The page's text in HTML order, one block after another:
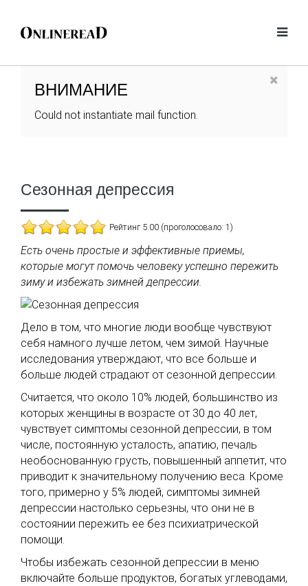
ВНИМАНИЕ
Could not instantiate mail function.
Сезонная депрессия
Рейтинг 5.00 (проголосовало: 1)
Есть очень простые и эффективные приемы,
которые могут помочь человеку успешно пережить
зиму и избежать зимней депрессии.
Дело в том, что многие люди вообще чувствуют
себя намного лучше летом, чем зимой. Научные
исследования утверждают, что все больше и
больше людей страдают от сезонной депрессии.
Считается, что около 10% людей, большинство из
которых женщины в возрасте от 30 до 40 лет,
чувствует симптомы сезонной депрессии, в том
числе, постоянную усталость, апатию, печаль
необоснованную грусть, повышенный аппетит, что
приводит к значительному получению веса. Кроме
того, примерно у 5% людей, симптомы зимней
депрессии настолько серьезны, что они не в
состоянии пережить ее без психиатрической
помощи.
Чтобы избежать сезонной депрессии в меню
включайте больше продуктов, богатых углеводами,